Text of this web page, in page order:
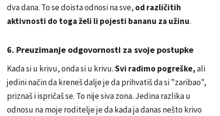
dva dana. To se doista odnosi na sve, od različitih
aktivnosti do toga želi li pojesti bananu za užinu.
6. Preuzimanje odgovornosti za svoje postupke
Kada si u krivu, onda si u krivu.Svi radimo pogreške,ali
jedini način da kreneš dalje je da prihvatiš da si "zaribao",
priznaš i ispričaš se. To nije siva zona. Jedina razlika u
odnosu na moje roditelje je da kada ja danas nešto krivo